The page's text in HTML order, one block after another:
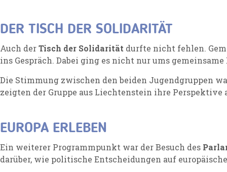
DER TISCH DER SOLIDARITÄT
Auch derTisch der Solidarität durfte nicht fehlen.
ins Gespräch. Dabei ging es nicht nur ums
Die Stimmung zwischen den beiden Jugendgruppen
zeigten der Gruppe aus Liechtenstein ihre Perspektive
EUROPA ERLEBEN
Ein weiterer Programmpunkt war der Besuch des
darüber, wie politische Entscheidungen auf